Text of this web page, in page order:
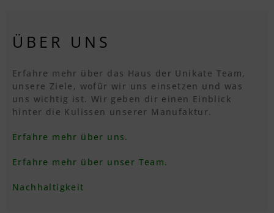
ÜBER UNS
Erfahre mehr über das Haus der Unikate Team,
unsere Ziele, wofür wir uns einsetzen und was
uns wichtig ist. Wir geben dir einen Einblick
hinter die Kulissen unserer Manufaktur.
Erfahre mehr über uns.
Erfahre mehr über unser Team.
Nachhaltigkeit